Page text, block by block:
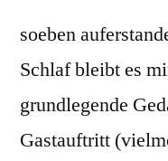
soeben
Schlaf bleibt es
grundlegende
Gastauftritt